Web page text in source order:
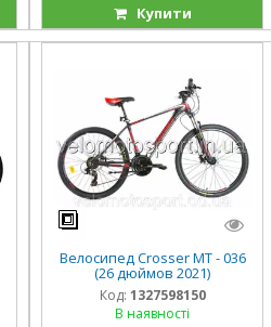
Купити
Велосипед Crosser МТ - 036
(26 дюймов 2021)
Код: 1327598150
В наявності